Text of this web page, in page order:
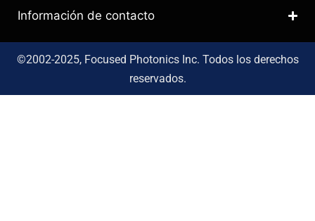
Información de contacto
©2002-2025, Focused Photonics Inc. Todos los derechos
reservados.